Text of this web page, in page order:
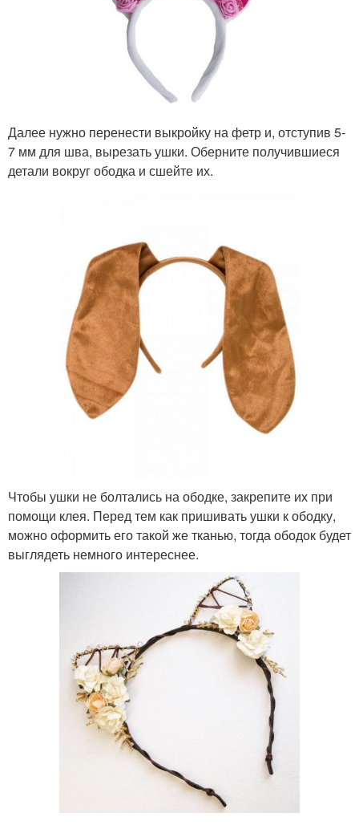
Далее нужно перенести выкройку на фетр и, отступив 5-
7 мм для шва, вырезать ушки. Оберните получившиеся
детали вокруг ободка и сшейте их.
Чтобы ушки не болтались на ободке, закрепите их при
помощи клея. Перед тем как пришивать ушки к ободку,
можно оформить его такой же тканью, тогда ободок будет
выглядеть немного интереснее.